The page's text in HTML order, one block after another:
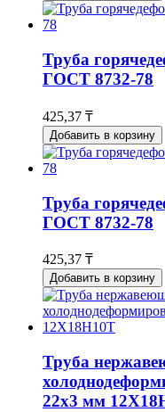
Труба
ГОСТ 8732-78
425,37 ₸
Добавить в корзину
Труба
ГОСТ 8732-78
425,37 ₸
Добавить в корзину
Труба
22х3 мм